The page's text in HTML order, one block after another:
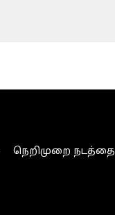
நெறிமுறை நடத்தை